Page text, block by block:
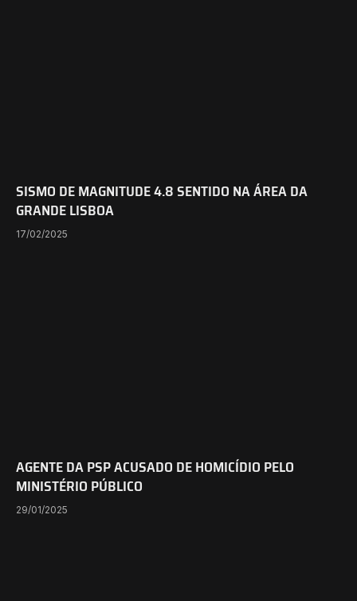
SISMO DE MAGNITUDE 4.8 SENTIDO NA ÁREA DA
GRANDE LISBOA
17/02/2025
AGENTE DA PSP ACUSADO DE HOMICÍDIO PELO
MINISTÉRIO PÚBLICO
29/01/2025